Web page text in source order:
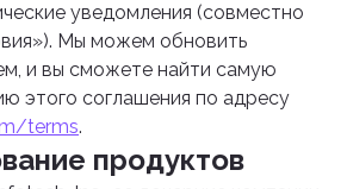
уведомления (совместно
Мы можем обновить
и вы сможете найти самую
этого соглашения по адресу
terms.
продуктов